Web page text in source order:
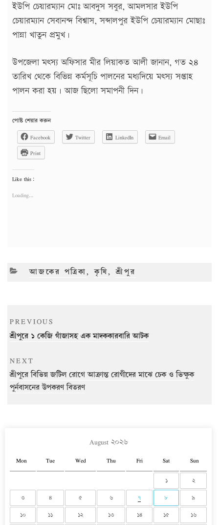
ইউপি চেয়ারম্যান মোঃ আবদুস সবুর, আমলসার ইউপি
চেয়ারম্যান সেবানন্দ বিশ্বাস, সব্দালপুর ইউপি চেয়ারম্যান মোছাঃ
পান্না খাতুন প্রমুখ।
উপজেলা মৎস্য অফিসার মীর লিয়াকত আলী জানান, গত ২৪
তারিখ থেকে বিভিন্ন কর্মসূচি পালনের মধ্যদিয়ে মৎস্য সপ্তাহ
পালন করা হয়। আজ ছিলো সমাপনী দিন।
পোষ্ট শেয়ার করুন
Facebook
Twitter LinkedIn
Email
Print
Like this:
Loading...
CATEGORIES
আজকের পত্রিকা,কৃষি,শ্রীপুর
Post
navigation
Previous
Post
PREVIOUS
শ্রীপুরে ১ কেজি গাঁজাসহ এক মাদককারবারি আটক
Next
Post
NEXT
শ্রীপুরে বিভিন্ন জটিল রোগে আক্রান্ত রোগীদের মাঝে চেক ও ভিক্ষুক
পুর্নবাসনের উপকরণ বিতরণ
August ২০২৬
Mon Tue Wed Thu Fri Sat Sun
১ ২
৩ ৪ ৫ ৬ ৭ ৮ ৯
১০ ১১ ১২ ১৩ ১৪ ১৫ ১৬